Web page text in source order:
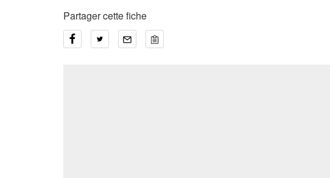
Partager cette fiche